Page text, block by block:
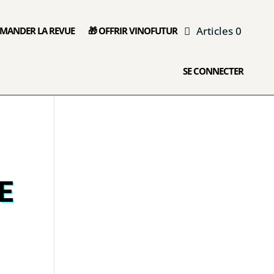
LA REVUE 🎁 OFFRIR VINOFUTUR Articles 0
SE CONNECTER